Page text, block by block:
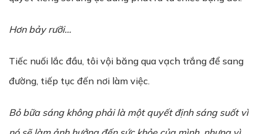
Hơn bảy rưỡi…
Tiếc nuối lắc đầu, tôi vội băng qua vạch trắng để sang
đường, tiếp tục đến nơi làm việc.
Bỏ bữa sáng không phải là một quyết định sáng suốt vì